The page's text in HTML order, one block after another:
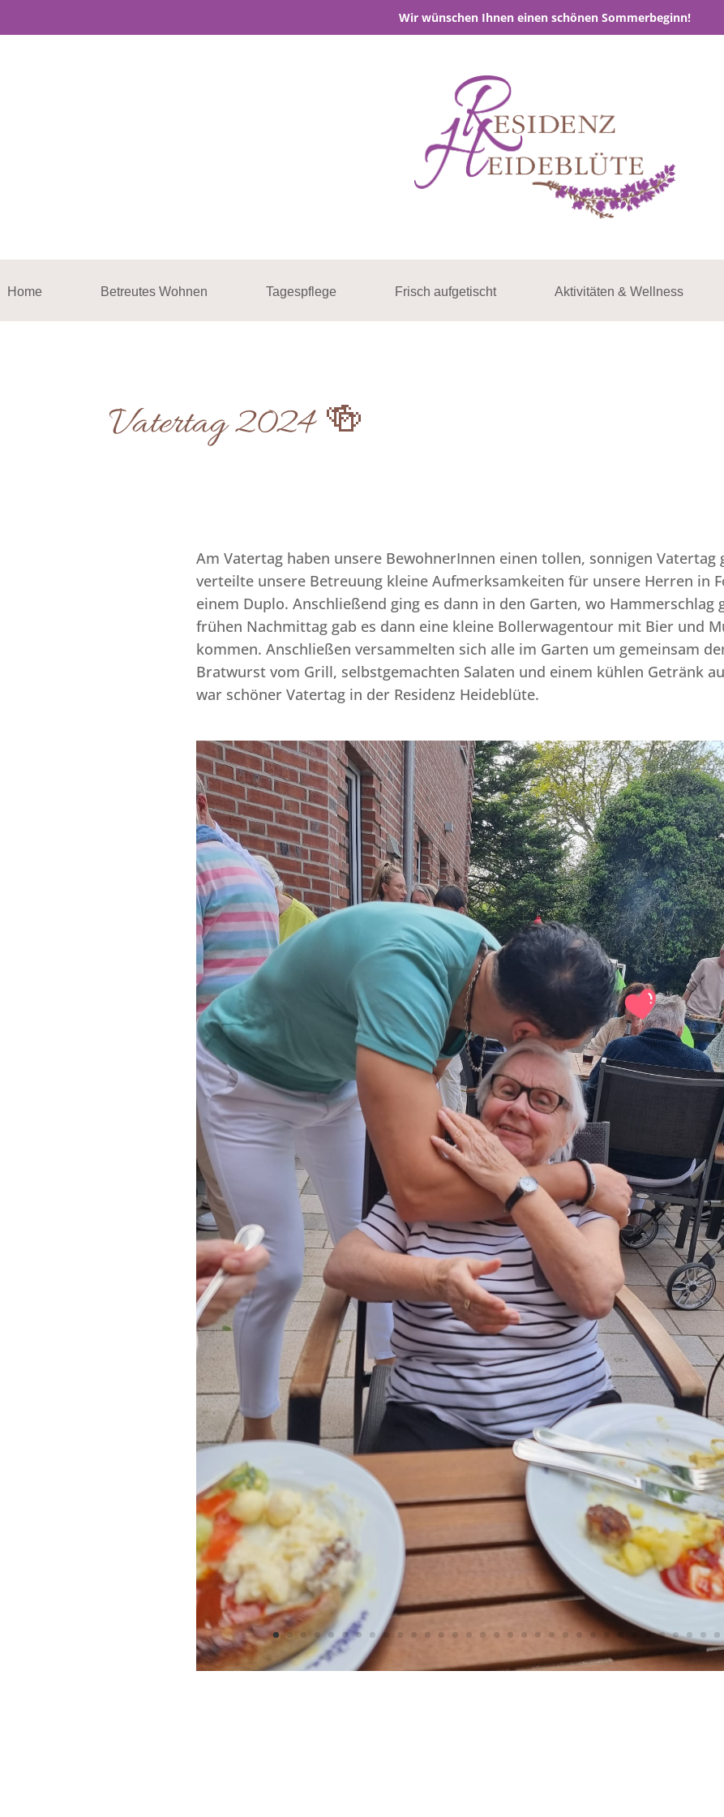
Wir wünschen Ihnen einen schönen Sommerbeginn!
Home Betreutes Wohnen Tagespflege Frisch aufgetischt Aktivitäten & Wellness
Vatertag 2024 🍻
Am Vatertag haben unsere BewohnerInnen einen tollen, sonnigen Vatertag
verteilte unsere Betreuung kleine Aufmerksamkeiten für unsere Herren in
einem Duplo. Anschließend ging es dann in den Garten, wo Hammerschlag
frühen Nachmittag gab es dann eine kleine Bollerwagentour mit Bier und
kommen. Anschließen versammelten sich alle im Garten um gemeinsam
Bratwurst vom Grill, selbstgemachten Salaten und einem kühlen Getränk
war schöner Vatertag in der Residenz Heideblüte.